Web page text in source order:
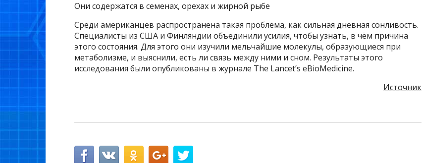
Они содержатся в семенах, орехах и жирной рыбе
Среди американцев распространена такая проблема, как сильная дневная сонливость.
Специалисты из США и Финляндии объединили усилия, чтобы узнать, в чём причина
этого состояния. Для этого они изучили мельчайшие молекулы, образующиеся при
метаболизме, и выяснили, есть ли связь между ними и сном. Результаты этого
исследования были опубликованы в журнале The Lancet’s eBioMedicine.
Источник